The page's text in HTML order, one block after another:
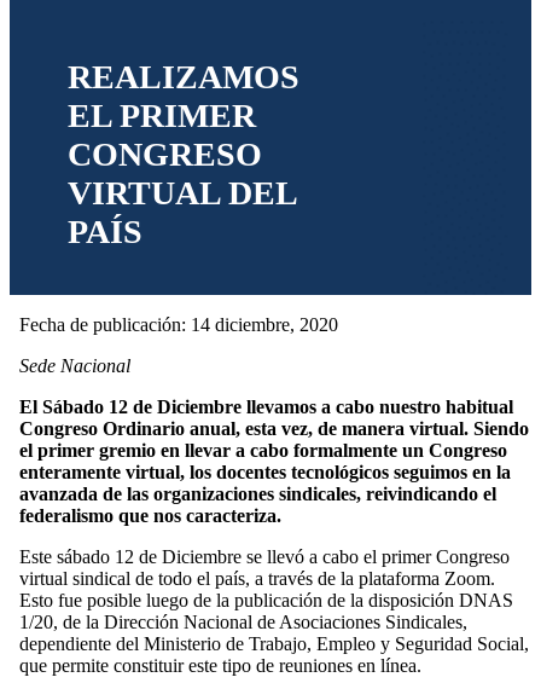
REALIZAMOS
EL PRIMER
CONGRESO
VIRTUAL DEL
PAÍS
Fecha de publicación: 14 diciembre, 2020
Sede Nacional
El Sábado 12 de Diciembre llevamos a cabo nuestro habitual
Congreso Ordinario anual, esta vez, de manera virtual. Siendo
el primer gremio en llevar a cabo formalmente un Congreso
enteramente virtual, los docentes tecnológicos seguimos en la
avanzada de las organizaciones sindicales, reivindicando el
federalismo que nos caracteriza.
Este sábado 12 de Diciembre se llevó a cabo el primer Congreso
virtual sindical de todo el país, a través de la plataforma Zoom.
Esto fue posible luego de la publicación de la disposición DNAS
1/20, de la Dirección Nacional de Asociaciones Sindicales,
dependiente del Ministerio de Trabajo, Empleo y Seguridad Social,
que permite constituir este tipo de reuniones en línea.